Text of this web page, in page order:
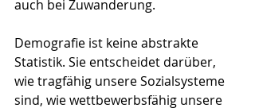
auch bei Zuwanderung.
Demografie ist keine abstrakte
Statistik. Sie entscheidet darüber,
wie tragfähig unsere Sozialsysteme
sind, wie wettbewerbsfähig unsere